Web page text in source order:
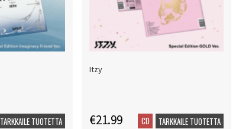
TARKKAILE TUOTETTA
Itzy
€21.99 CD TARKKAILE TUOTETTA